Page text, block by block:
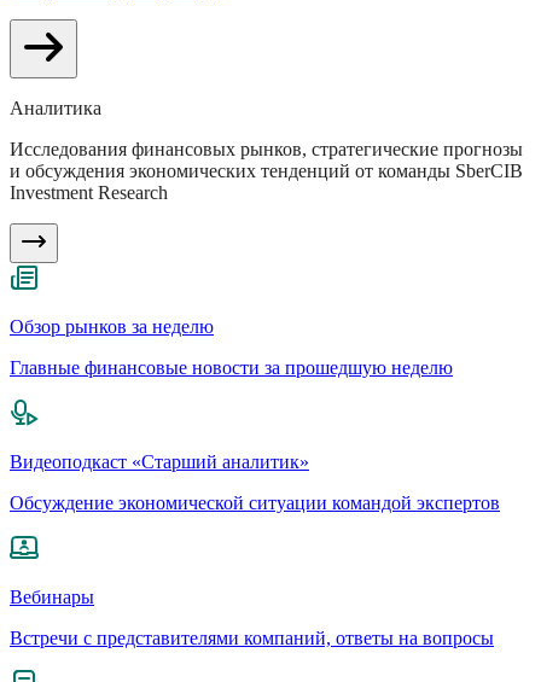
Аналитика
Исследования финансовых рынков, стратегические прогнозы
и обсуждения экономических тенденций от команды SberCIB
Investment Research
Обзор рынков за неделю
Главные финансовые новости за прошедшую неделю
Видеоподкаст «Старший аналитик»
Обсуждение экономической ситуации командой экспертов
Вебинары
Встречи с представителями компаний, ответы на вопросы